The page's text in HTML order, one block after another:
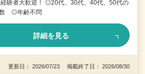
験者大歓迎！ ◎20代、30代、40代、50代の
数 ◎年齢不問
詳細を見る
更新日： 2026/07/23 掲載終了日： 2026/08/30